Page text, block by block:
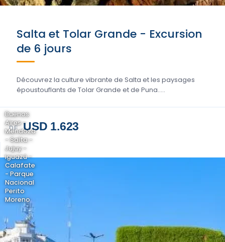
Salta et Tolar Grande - Excursion
de 6 jours
Découvrez la culture vibrante de Salta et les paysages
époustouflants de Tolar Grande et de Puna.....
DE USD 1.623
Buenos
Aires -
Mendoza
- Salta -
Jujuy -
Iguazú -
Calafate
- Parque
Nacional
Perito
Moreno